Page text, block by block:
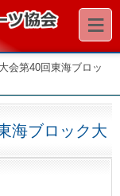
≡
会第40回東海ブロッ
海ブロック大